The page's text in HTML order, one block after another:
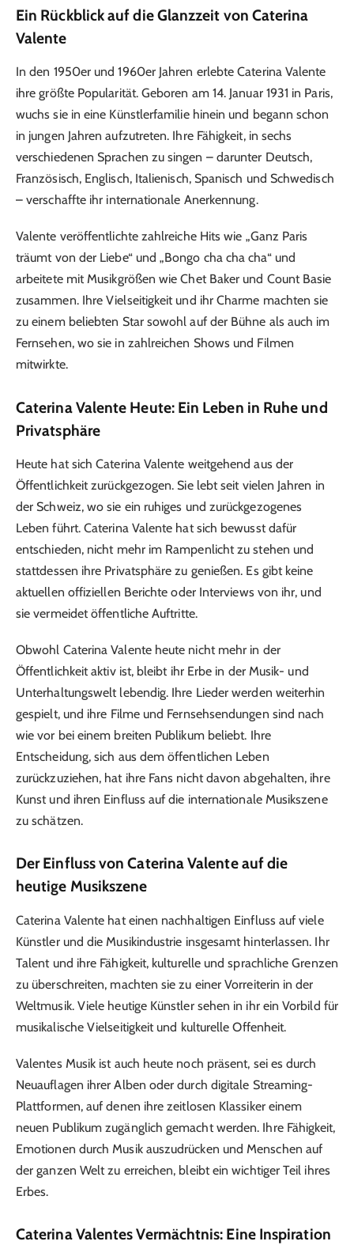
Ein Rückblick auf die Glanzzeit von Caterina
Valente
In den 1950er und 1960er Jahren erlebte Caterina Valente
ihre größte Popularität. Geboren am 14. Januar 1931 in Paris,
wuchs sie in eine Künstlerfamilie hinein und begann schon
in jungen Jahren aufzutreten. Ihre Fähigkeit, in sechs
verschiedenen Sprachen zu singen – darunter Deutsch,
Französisch, Englisch, Italienisch, Spanisch und Schwedisch
– verschaffte ihr internationale Anerkennung.
Valente veröffentlichte zahlreiche Hits wie „Ganz Paris
träumt von der Liebe“ und „Bongo cha cha cha“ und
arbeitete mit Musikgrößen wie Chet Baker und Count Basie
zusammen. Ihre Vielseitigkeit und ihr Charme machten sie
zu einem beliebten Star sowohl auf der Bühne als auch im
Fernsehen, wo sie in zahlreichen Shows und Filmen
mitwirkte.
Caterina Valente Heute: Ein Leben in Ruhe und
Privatsphäre
Heute hat sich Caterina Valente weitgehend aus der
Öffentlichkeit zurückgezogen. Sie lebt seit vielen Jahren in
der Schweiz, wo sie ein ruhiges und zurückgezogenes
Leben führt. Caterina Valente hat sich bewusst dafür
entschieden, nicht mehr im Rampenlicht zu stehen und
stattdessen ihre Privatsphäre zu genießen. Es gibt keine
aktuellen offiziellen Berichte oder Interviews von ihr, und
sie vermeidet öffentliche Auftritte.
Obwohl Caterina Valente heute nicht mehr in der
Öffentlichkeit aktiv ist, bleibt ihr Erbe in der Musik- und
Unterhaltungswelt lebendig. Ihre Lieder werden weiterhin
gespielt, und ihre Filme und Fernsehsendungen sind nach
wie vor bei einem breiten Publikum beliebt. Ihre
Entscheidung, sich aus dem öffentlichen Leben
zurückzuziehen, hat ihre Fans nicht davon abgehalten, ihre
Kunst und ihren Einfluss auf die internationale Musikszene
zu schätzen.
Der Einfluss von Caterina Valente auf die
heutige Musikszene
Caterina Valente hat einen nachhaltigen Einfluss auf viele
Künstler und die Musikindustrie insgesamt hinterlassen. Ihr
Talent und ihre Fähigkeit, kulturelle und sprachliche Grenzen
zu überschreiten, machten sie zu einer Vorreiterin in der
Weltmusik. Viele heutige Künstler sehen in ihr ein Vorbild für
musikalische Vielseitigkeit und kulturelle Offenheit.
Valentes Musik ist auch heute noch präsent, sei es durch
Neuauflagen ihrer Alben oder durch digitale Streaming-
Plattformen, auf denen ihre zeitlosen Klassiker einem
neuen Publikum zugänglich gemacht werden. Ihre Fähigkeit,
Emotionen durch Musik auszudrücken und Menschen auf
der ganzen Welt zu erreichen, bleibt ein wichtiger Teil ihres
Erbes.
Caterina Valentes Vermächtnis: Eine Inspiration